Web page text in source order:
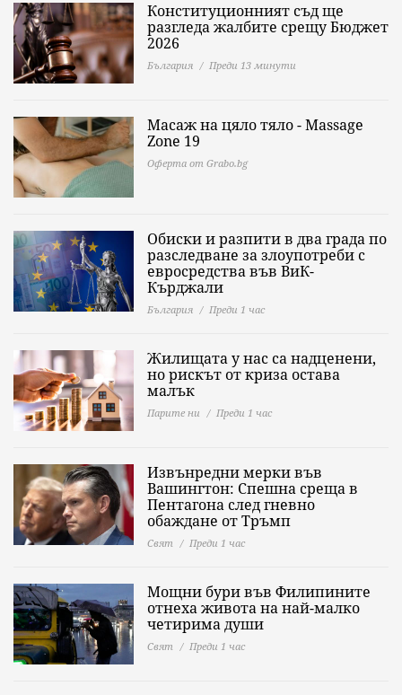
Конституционният съд ще
разгледа жалбите срещу Бюджет
2026
България Преди 13 минути
Масаж на цяло тяло - Massage
Zone 19
Оферта от Grabo.bg
Обиски и разпити в два града по
разследване за злоупотреби с
евросредства във ВиК-
Кърджали
България Преди 1 час
Жилищата у нас са надценени,
но рискът от криза остава
малък
Парите ни Преди 1 час
Извънредни мерки във
Вашингтон: Спешна среща в
Пентагона след гневно
обаждане от Тръмп
Свят Преди 1 час
Мощни бури във Филипините
отнеха живота на най-малко
четирима души
Свят Преди 1 час